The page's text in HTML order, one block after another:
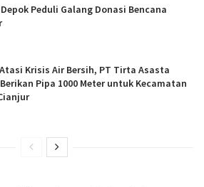
Peduli Galang Donasi Bencana
Krisis Air Bersih, PT Tirta Asasta
Pipa 1000 Meter untuk Kecamatan